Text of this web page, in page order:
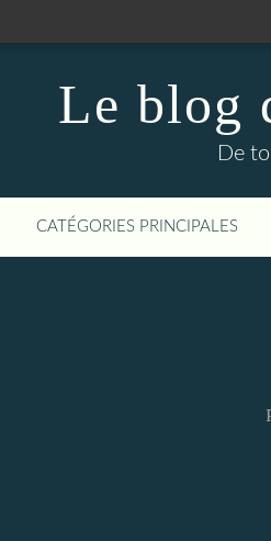
Le blog
De
CATÉGORIES PRINCIPALES